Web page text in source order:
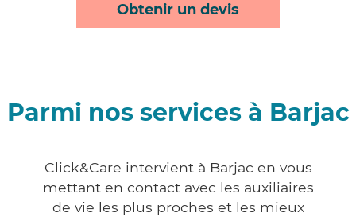
Obtenir un devis
Parmi nos services à Barjac
Click&Care intervient à Barjac en vous
mettant en contact avec les auxiliaires
de vie les plus proches et les mieux